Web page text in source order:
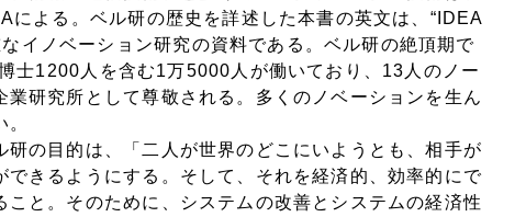
による。ベル研の歴史を詳述した本書の英文は、“IDEA
イノベーション研究の資料である。ベル研の絶頂期で
士1200人を含む1万5000人が働いており、13人のノー
業研究所として尊敬される。多くのノベーションを生ん
研の目的は、「二人が世界のどこにいようとも、相手が
できるようにする。そして、それを経済的、効率的にで
こと。そのために、システムの改善とシステムの経済性